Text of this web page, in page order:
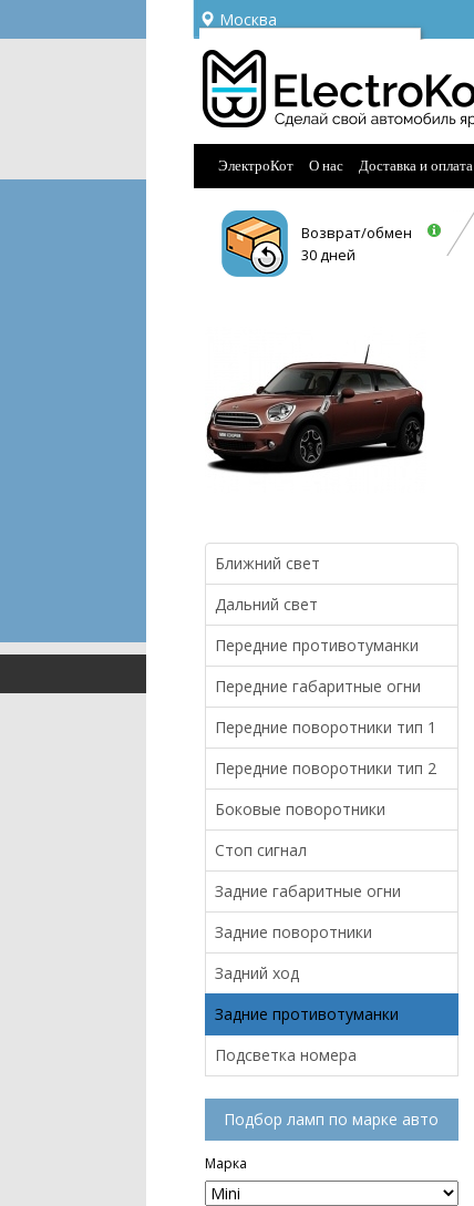
Москва
Ваш город —
Угадали?
ЭлектроКот О нас Доставка и оплата
Возврат/обмен
30 дней
Ближний свет
Дальний свет
Передние противотуманки
Передние габаритные огни
Передние поворотники тип 1
Передние поворотники тип 2
Боковые поворотники
Стоп сигнал
Задние габаритные огни
Задние поворотники
Задний ход
Задние противотуманки
Подсветка номера
Подбор ламп по марке авто
Марка